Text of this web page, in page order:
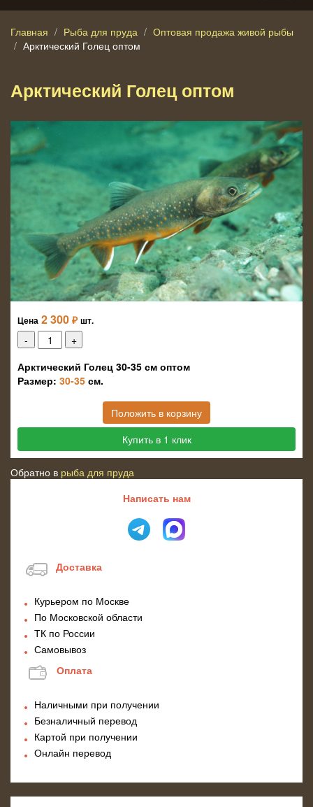
Главная Рыба для пруда
Оптовая продажа живой рыбы
Арктический Голец оптом
Арктический Голец оптом
Цена 2 300 ₽ шт.
Арктический Голец 30-35 см оптом
Размер: 30-35 см.
Положить в корзину
Купить в 1 клик
Обратно в рыба для пруда
Написать нам
Доставка
Курьером по Москве
По Московской области
ТК по России
Самовывоз
Оплата
Наличными при получении
Безналичный перевод
Картой при получении
Онлайн перевод